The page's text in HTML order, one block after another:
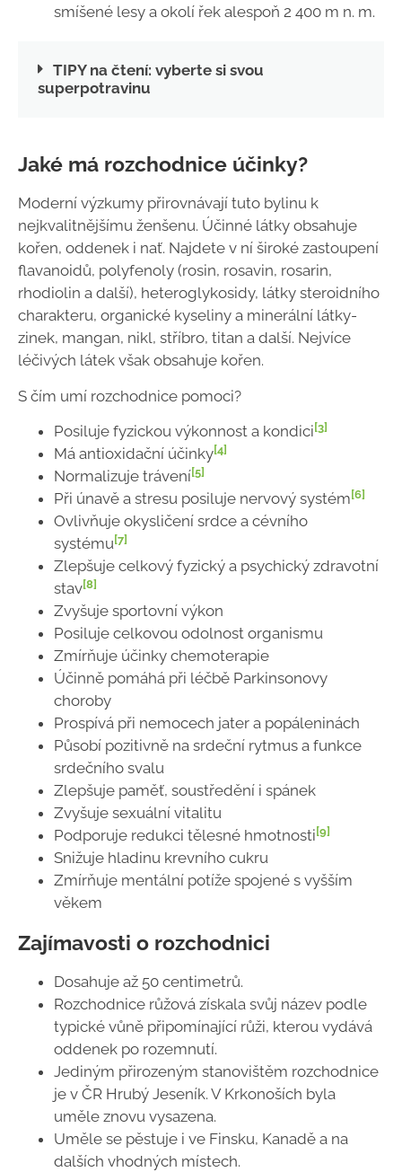
smíšené lesy a okolí řek alespoň 2 400 m n. m.
TIPY na čtení: vyberte si svou
superpotravinu
Jaké má rozchodnice účinky?
Moderní výzkumy přirovnávají tuto bylinu k
nejkvalitnějšímu ženšenu. Účinné látky obsahuje
kořen, oddenek i nať. Najdete v ní široké zastoupení
flavanoidů, polyfenoly (rosin, rosavin, rosarin,
rhodiolin a další), heteroglykosidy, látky steroidního
charakteru, organické kyseliny a minerální látky-
zinek, mangan, nikl, stříbro, titan a další. Nejvíce
léčivých látek však obsahuje kořen.
S čím umí rozchodnice pomoci?
Posiluje fyzickou výkonnost a kondici[3]
Má antioxidační účinky[4]
Normalizuje trávení[5]
Při únavě a stresu posiluje nervový systém[6]
Ovlivňuje okysličení srdce a cévního
systému[7]
Zlepšuje celkový fyzický a psychický zdravotní
stav[8]
Zvyšuje sportovní výkon
Posiluje celkovou odolnost organismu
Zmírňuje účinky chemoterapie
Účinně pomáhá při léčbě Parkinsonovy
choroby
Prospívá při nemocech jater a popáleninách
Působí pozitivně na srdeční rytmus a funkce
srdečního svalu
Zlepšuje paměť, soustředění i spánek
Zvyšuje sexuální vitalitu
Podporuje redukci tělesné hmotnosti[9]
Snižuje hladinu krevního cukru
Zmírňuje mentální potíže spojené s vyšším
věkem
Zajímavosti o rozchodnici
Dosahuje až 50 centimetrů.
Rozchodnice růžová získala svůj název podle
typické vůně připomínající růži, kterou vydává
oddenek po rozemnutí.
Jediným přirozeným stanovištěm rozchodnice
je v ČR Hrubý Jeseník. V Krkonoších byla
uměle znovu vysazena.
Uměle se pěstuje i ve Finsku, Kanadě a na
dalších vhodných místech.